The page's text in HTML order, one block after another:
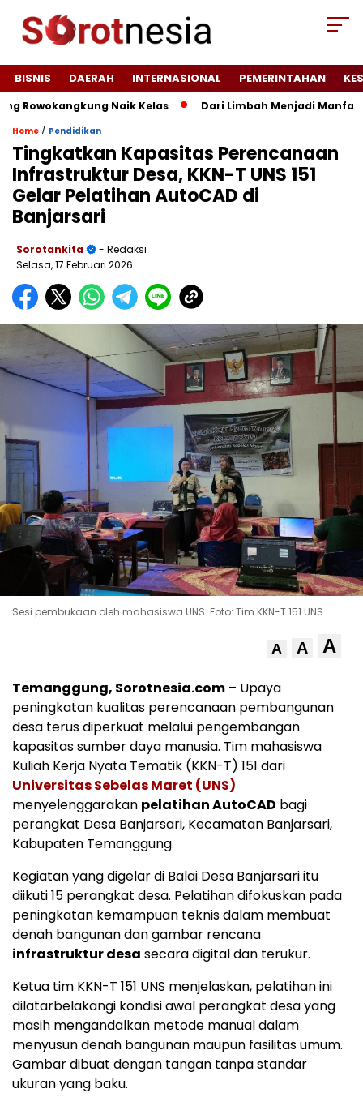
BISNIS DAERAH INTERNASIONAL PEMERINTAHAN
Naik Kelas Dari Limbah Menjadi Manfaat, KKM
Home / Pendidikan
Tingkatkan Kapasitas Perencanaan
Infrastruktur Desa, KKN-T UNS 151
Gelar Pelatihan AutoCAD di
Banjarsari
Sorotankita
- Redaksi
Selasa, 17 Februari 2026
Sesi pembukaan oleh mahasiswa UNS. Foto: Tim KKN-T 151 UNS
A A A
Temanggung, Sorotnesia.com – Upaya
peningkatan kualitas perencanaan pembangunan
desa terus diperkuat melalui pengembangan
kapasitas sumber daya manusia. Tim mahasiswa
Kuliah Kerja Nyata Tematik (KKN-T) 151 dari
Universitas Sebelas Maret (UNS)
menyelenggarakan pelatihan AutoCAD bagi
perangkat Desa Banjarsari, Kecamatan Banjarsari,
Kabupaten Temanggung.
Kegiatan yang digelar di Balai Desa Banjarsari itu
diikuti 15 perangkat desa. Pelatihan difokuskan pada
peningkatan kemampuan teknis dalam membuat
denah bangunan dan gambar rencana
infrastruktur desa secara digital dan terukur.
Ketua tim KKN-T 151 UNS menjelaskan, pelatihan ini
dilatarbelakangi kondisi awal perangkat desa yang
masih mengandalkan metode manual dalam
menyusun denah bangunan maupun fasilitas umum.
Gambar dibuat dengan tangan tanpa standar
ukuran yang baku.